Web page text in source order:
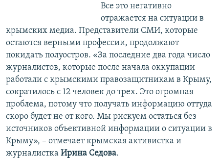
Все это негативно
отражается на ситуации в
крымских медиа. Представители СМИ, которые
остаются верными профессии, продолжают
покидать полуостров. «За последние два года число
журналистов, которые после начала оккупации
работали с крымскими правозащитникам в Крыму,
сократилось с 12 человек до трех. Это огромная
проблема, потому что получать информацию оттуда
скоро будет не от кого. Мы рискуем остаться без
источников объективной информации о ситуации в
Крыму», – отмечает крымская активистка и
журналистка Ирина Седова.